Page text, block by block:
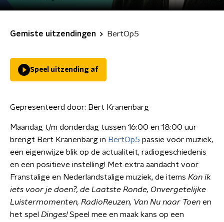
Gemiste uitzendingen BertOp5
Speel uitzending af
Gepresenteerd door: Bert Kranenbarg
Maandag t/m donderdag tussen 16:00 en 18:00 uur
brengt Bert Kranenbarg in BertOp5 passie voor muziek,
een eigenwijze blik op de actualiteit, radiogeschiedenis
en een positieve instelling! Met extra aandacht voor
Franstalige en Nederlandstalige muziek, de items Kan ik
iets voor je doen?, de Laatste Ronde, Onvergetelijke
Luistermomenten, RadioReuzen, Van Nu naar Toen en
het spel Dinges!Speel mee en maak kans op een